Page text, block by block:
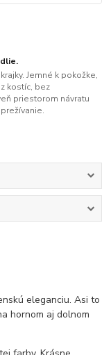
Jemné k pokožke,
kostíc, bez
priestorom návratu
eleganciu. Asi to
hornom aj dolnom